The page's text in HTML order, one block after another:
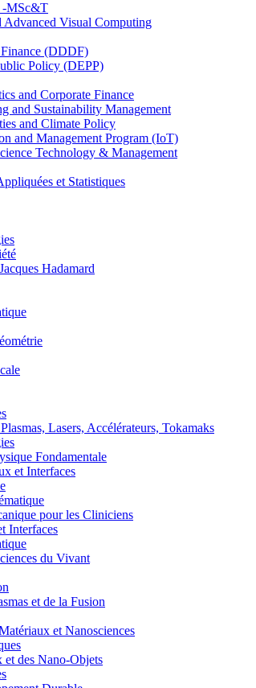
-MSc&T
Visual Computing
(DDDF)
Policy (DEPP)
and Corporate Finance
and Sustainability Management
and Climate Policy
and Management Program (IoT)
Technology & Management
et Statistiques
Hadamard
Lasers, Accélérateurs, Tokamaks
Fondamentale
et Interfaces
pour les Cliniciens
Interfaces
du Vivant
et de la Fusion
et Nanosciences
des Nano-Objets